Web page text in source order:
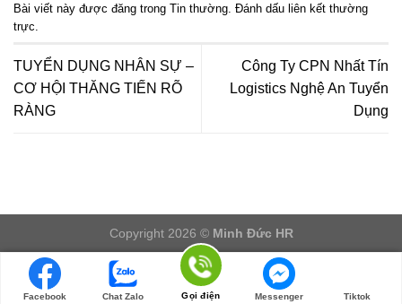
Bài viết này được đăng trong Tin thường . Đánh dấu liên kết thường
trực
TUYỂN DỤNG NHÂN SỰ –
CƠ HỘI THĂNG TIẾN RÕ
RÀNG
Công Ty CPN Nhất Tín
Logistics Nghệ An Tuyển
Dụng
Copyright 2026 © Minh Đức HR
Facebook Chat Zalo Gọi điện Messenger Tiktok
LOGIN/LOGOUT